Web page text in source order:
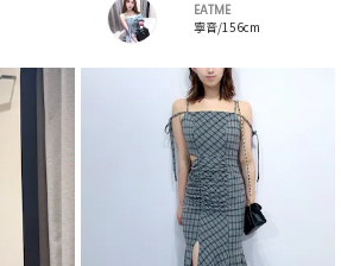
EATME
寧音/156cm